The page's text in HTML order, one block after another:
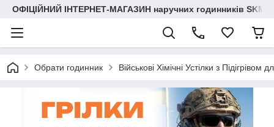
ОФІЦІЙНИЙ ІНТЕРНЕТ-МАГАЗИН наручних годинників SKMEI
Обрати годинник Військові Хімічні Устілки з